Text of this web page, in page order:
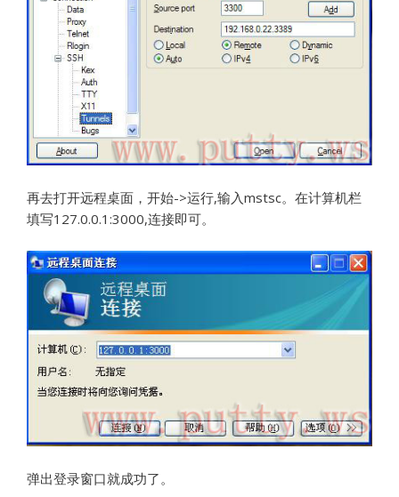
再去打开远程桌面，开始->运行,输入mstsc。在计算机栏
填写127.0.0.1:3000,连接即可。
弹出登录窗口就成功了。